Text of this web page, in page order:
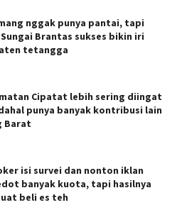
nggak punya pantai, tapi
Brantas sukses bikin iri
tetangga
Cipatat lebih sering diingat
punya banyak kontribusi lain
Barat
isi survei dan nonton iklan
banyak kuota, tapi hasilnya
beli es teh